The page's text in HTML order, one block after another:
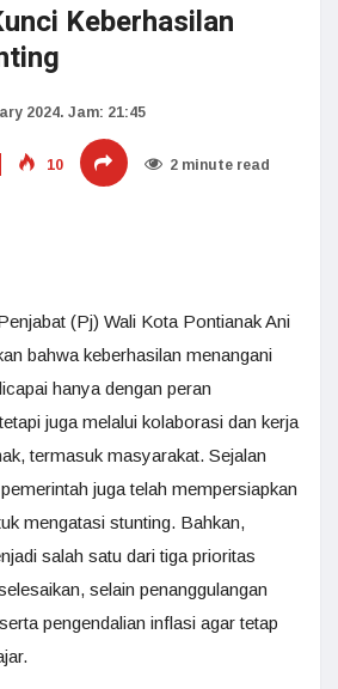
Keberhasilan
2024. Jam: 21:45
10 2 minute read
(Pj) Wali Kota Pontianak Ani
bahwa keberhasilan menangani
hanya dengan peran
juga melalui kolaborasi dan kerja
termasuk masyarakat. Sejalan
juga telah mempersiapkan
mengatasi stunting. Bahkan,
salah satu dari tiga prioritas
selain penanggulangan
pengendalian inflasi agar tetap